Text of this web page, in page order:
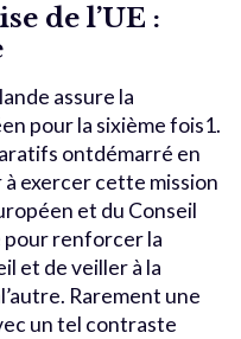
de l’UE :
assure la
pour la sixième fois1.
ontdémarré en
à exercer cette mission
et du Conseil
pour renforcer la
et de veiller à la
Rarement une
un tel contraste